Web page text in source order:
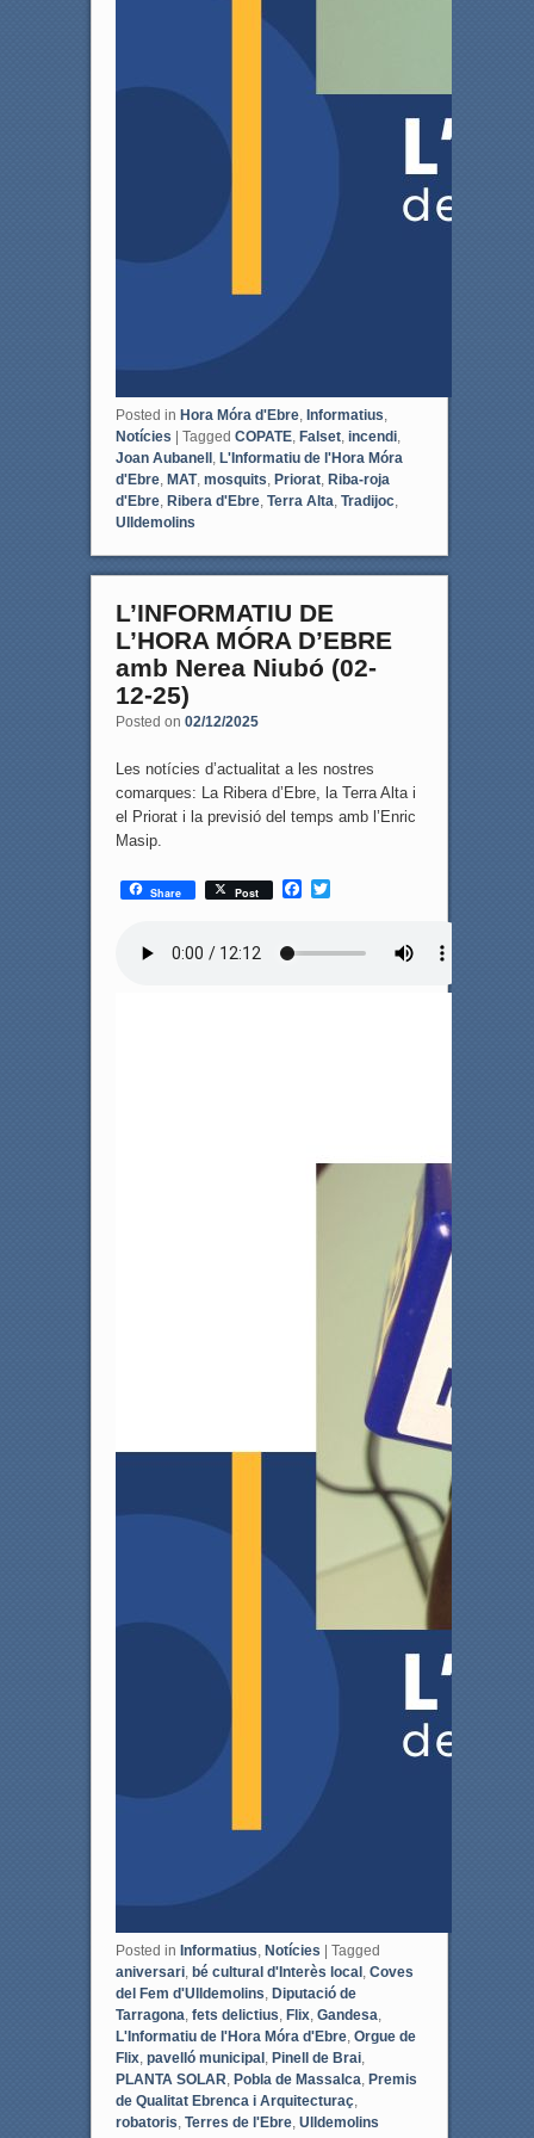
Posted in Hora Móra d'Ebre, Informatius
Notícies | Tagged COPATE, Falset, incendi,
Joan Aubanell, L'Informatiu de l'Hora Móra
d'Ebre, MAT, mosquits Priorat, Riba-roja
d'Ebre, Ribera d'Ebre, Terra Alta Tradijoc,
Ulldemolins
L’INFORMATIU DE
L’HORA MÓRA D’EBRE
amb Nerea Niubó (02-
12-25)
Posted on 02/12/2025
Les notícies d’actualitat a les nostres
comarques: La Ribera d’Ebre, la Terra Alta i
el Priorat i la previsió del temps amb l’Enric
Masip.
Share Post
F
T
Posted in Informatius, Notícies
Tagged
aniversari, bé cultural d'Interès local , Coves
del Fem d'Ulldemolins, Diputació de
Tarragona, fets delictius, Flix, Gandesa,
L'Informatiu de l'Hora Móra d'Ebre, Orgue de
Flix, pavelló municipal , Pinell de Brai,
PLANTA SOLAR, Pobla de Massalca, Premis
de Qualitat Ebrenca i Arquitecturaç,
robatoris, Terres de l'Ebre, Ulldemolins